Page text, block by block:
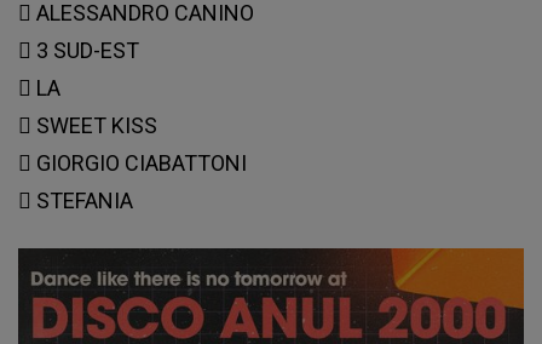
 ALESSANDRO CANINO
 3 SUD-EST
 LA
 SWEET KISS
 GIORGIO CIABATTONI
 STEFANIA